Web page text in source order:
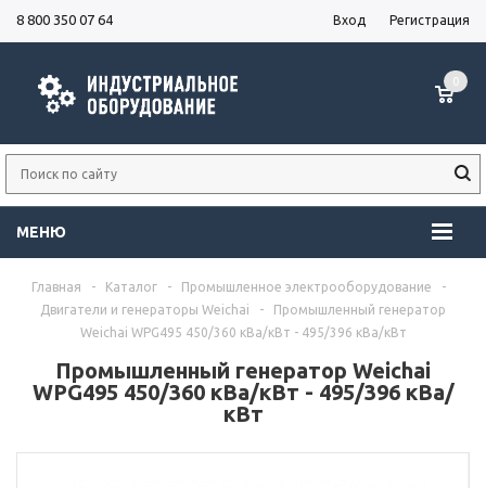
8 800 350 07 64 Вход Регистрация
МЕНЮ
0
Главная - Каталог - Промышленное электрооборудование
-
Двигатели и генераторы Weichai
-
Промышленный генератор
Weichai WPG495 450/360 кВа/кВт - 495/396 кВа/кВт
Промышленный генератор Weichai
WPG495 450/360 кВа/кВт - 495/396 кВа/
кВт